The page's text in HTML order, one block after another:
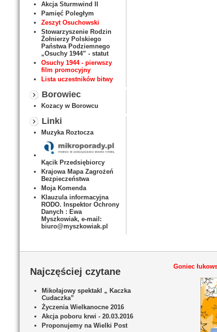
Akcja Sturmwind II
Pamięć Poległym
Zeszyt Osuchowski
Stowarzyszenie Rodzin
Żołnierzy Polskiego
Państwa Podziemnego
„Osuchy 1944” - statut
Osuchy 1944 - pierwszy
film promocyjny
Lista uczestników bitwy
Borowiec
Kozacy w Borowcu
Linki
Muzyka Roztocza
Kącik Przedsiębiorcy
Krajowa Mapa Zagrożeń
Bezpieczeństwa
Moja Komenda
Klauzula informacyjna
RODO. Inspektor Ochrony
Danych : Ewa
Myszkowiak, e-mail:
biuro@myszkowiak.pl
Najczęściej czytane
Mikołajowy spektakl „ Kaczka
Cudaczka”
Życzenia Wielkanocne 2016
Akcja poboru krwi - 20.03.2016
Proponujemy na Wielki Post
Goniec